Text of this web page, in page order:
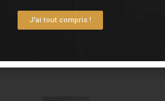
J'ai tout compris !